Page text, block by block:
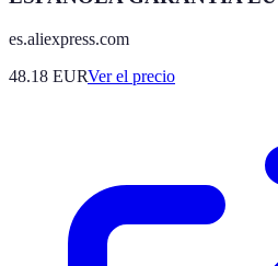
es.aliexpress.com
48.18 EURVer el precio